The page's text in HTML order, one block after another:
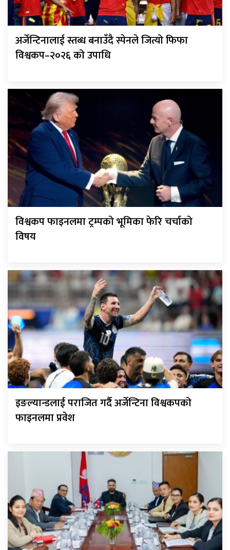
अर्जेन्टिनालाई स्तब्ध बनाउँदै स्पेनले जित्यो फिफा
विश्वकप–२०२६ को उपाधि
विश्वकप फाइनलमा ट्रम्पको भूमिका फेरि चर्चाको
विषय
इङल्यान्डलाई पराजित गर्दै अर्जेन्टिना विश्वकपको
फाइनलमा प्रवेश